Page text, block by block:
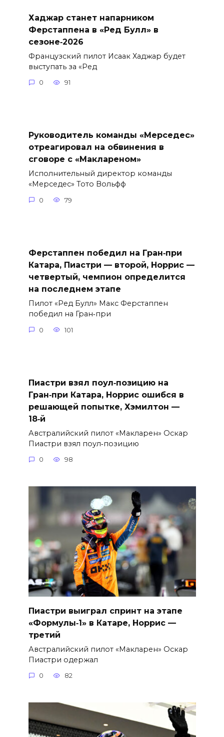
Хаджар станет напарником
Ферстаппена в «Ред Булл» в
сезоне‑2026
Французский пилот Исаак Хаджар будет
выступать за «Ред
0 91
Руководитель команды «Мерседес»
отреагировал на обвинения в
сговоре с «Маклареном»
Исполнительный директор команды
«Мерседес» Тото Вольфф
0 79
Ферстаппен победил на Гран‑при
Катара, Пиастри — второй, Норрис —
четвертый, чемпион определится
на последнем этапе
Пилот «Ред Булл» Макс Ферстаппен
победил на Гран‑при
0 101
Пиастри взял поул‑позицию на
Гран‑при Катара, Норрис ошибся в
решающей попытке, Хэмилтон —
18‑й
Австралийский пилот «Макларен» Оскар
Пиастри взял поул‑позицию
0 98
Пиастри выиграл спринт на этапе
«Формулы‑1» в Катаре, Норрис —
третий
Австралийский пилот «Макларен» Оскар
Пиастри одержал
0 82